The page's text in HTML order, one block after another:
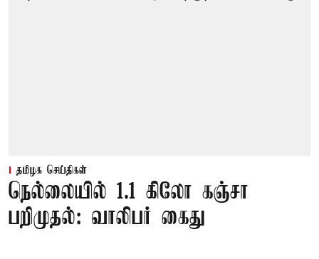
தமிழக செய்திகள்
நெல்லையில் 1.1 கிலோ கஞ்சா
பறிமுதல்: வாலிபர் கைது